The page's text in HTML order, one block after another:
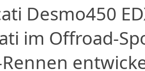
Desmo450
im Offroad-